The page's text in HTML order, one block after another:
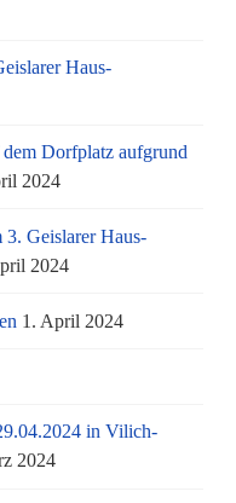
Haus-
dem Dorfplatz aufgrund
2024
Geislarer Haus-
2024
1. April 2024
in Vilich-
2024